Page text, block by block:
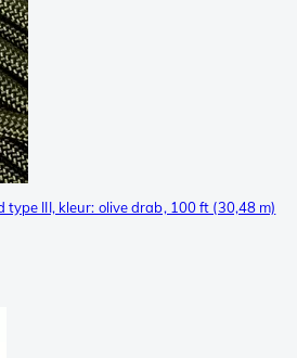
III, kleur: olive drab, 100 ft (30,48 m)